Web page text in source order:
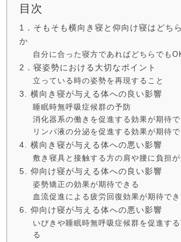
目次
1．そもそも横向き寝と仰向け寝はどち
か
自分に合った寝方であればどちらでも
2．寝姿勢における大切なポイント
立っている時の姿勢を再現すること
3. 横向き寝が与える体への良い影響
睡眠時無呼吸症候群の予防
消化器系の働きを促進する効果が期待で
リンパ液の分泌を促進する効果が期待
4. 横向き寝が与える体への悪い影響
敷き寝具と接触する方の肩や腰に負担
5. 仰向け寝が与える体への良い影響
姿勢矯正の効果が期待できる
血流促進による疲労回復効果が期待でき
6. 仰向け寝が与える体への悪い影響
いびきや睡眠時無呼吸症候群を促進す
る